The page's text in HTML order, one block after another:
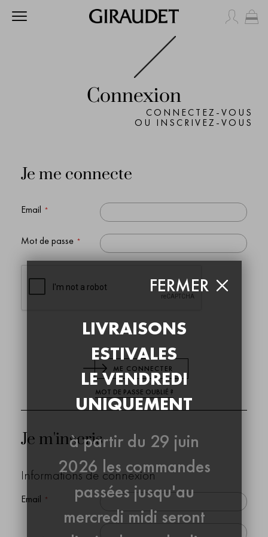
FERMER
LIVRAISONS
ESTIVALES
LE VENDREDI
UNIQUEMENT
à partir du 29 juin
2026 les commandes
passées jusqu'au
mercredi midi seront
Connexion
CONNECTEZ-VOUS
OU INSCRIVEZ-VOUS
Je me connecte
Email
Mot de passe
ME CONNECTER
MOT DE PASSE OUBLIÉ ?
Je m'inscris
Informations de connexion
Email